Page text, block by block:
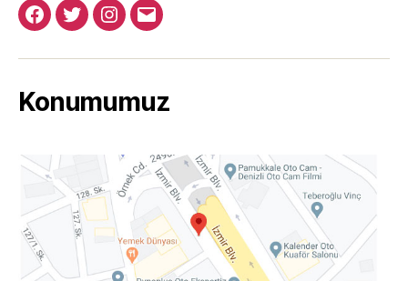
Facebook
TwitterInstagram
E-
Konumumuz